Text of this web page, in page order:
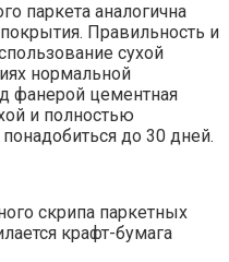
паркета аналогична
Правильность и
сухой
нормальной
фанерой цементная
и полностью
до 30 дней.
скрипа паркетных
крафт-бумага